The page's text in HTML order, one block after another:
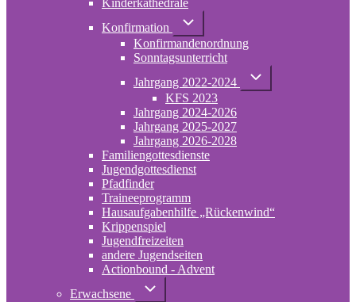
und
Kinderkathedrale
Konfirmation
Unternavigation
Konfirmation
Konfirmandenordnung
Sonntagsunterricht
Jahrgang 2022-2024
Unternavigation
KFS 2023
Jahrgang 2024-2026
Jahrgang 2025-2027
Jahrgang 2026-2028
Familiengottesdienste
Jugendgottesdienst
Pfadfinder(opens
in
new
tab)
Traineeprogramm
Hausaufgabenhilfe „Rückenwind“
Krippenspiel
Jugendfreizeiten
andere Jugendseiten
Actionbound - Advent
Erwachsene
Unternavigation